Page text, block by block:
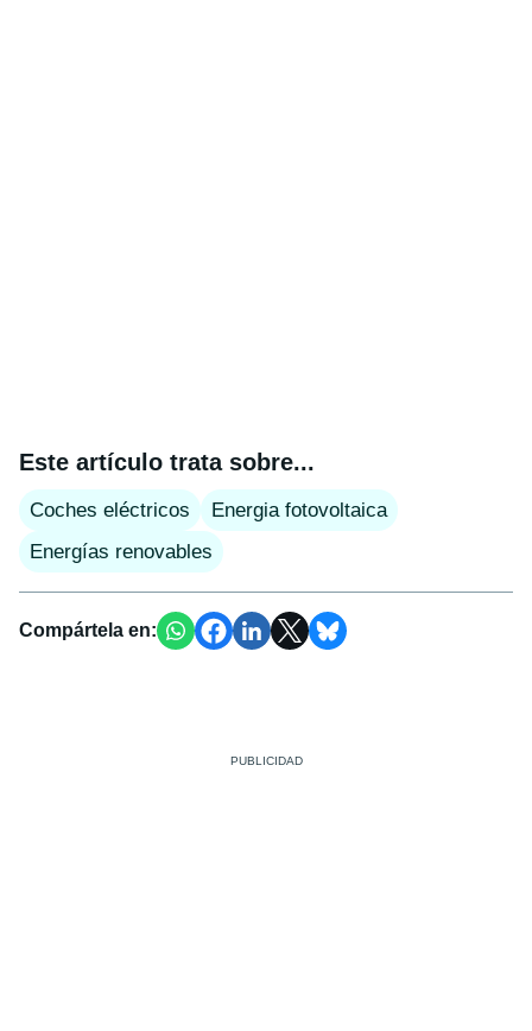
Este artículo trata sobre...
Coches eléctricos
Energia fotovoltaica
Energías renovables
Compártela en: